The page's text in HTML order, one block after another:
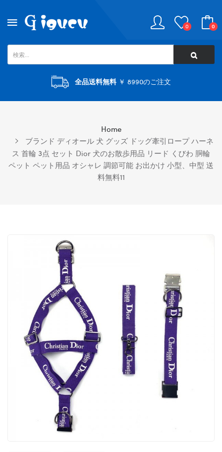
0 0
全品送料無料￥ 8990のご注文
Home
ブランド ディオール 犬 グッズ ドッグ牽引ロープ ハーネ
ス 首輪 3点 セット Dior 犬のお散歩用品 リード くびわ 胴輪
ペット ペット用品 オシャレ 調節可能 お出かけ 小型、中型 送
料無料11